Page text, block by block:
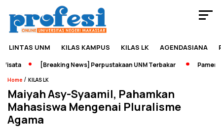
LINTAS UNM KILAS KAMPUS KILAS LK AGENDASIANA
[Breaking News] Perpustakaan UNM Terbakar Pameran
Home / KILAS LK
Maiyah Asy-Syaamil, Pahamkan
Mahasiswa Mengenai Pluralisme
Agama